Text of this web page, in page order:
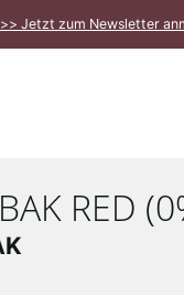
>> Jetzt zum Newsletter
RED